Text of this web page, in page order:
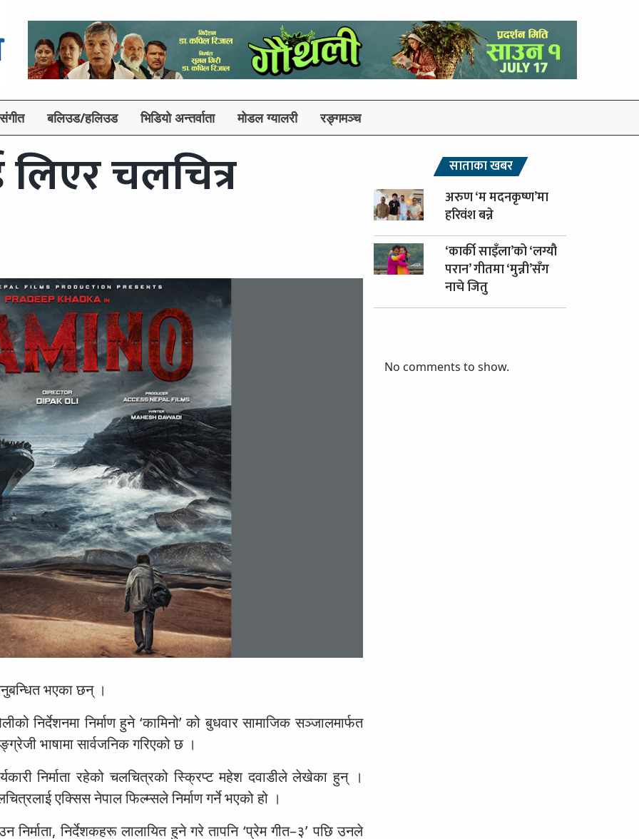
बलिउड/हलिउड भिडियो अन्तर्वाता मोडल ग्यालरी रङ्गमञ्च
चलचित्र
भएका छन् ।
निर्देशनमा निर्माण हुने ‘कामिनो’ को बुधवार सामाजिक सञ्जालमार्फत
भाषामा सार्वजनिक गरिएको छ ।
निर्माता रहेको चलचित्रको स्क्रिप्ट महेश दवाडीले लेखेका हुन् ।
एक्सिस नेपाल फिल्म्सले निर्माण गर्ने भएको हो ।
निर्देशकहरू लालायित हुने गरे तापनि ‘प्रेम गीत–३’ पछि उनले
साताका खबर
अरुण ‘म मदनकृष्ण’मा
हरिवंश बन्ने
‘कार्की साइँला’को ‘लग्यौ
परान’ गीतमा ‘मुन्नी’सँग
नाचे जितु
No comments to show.